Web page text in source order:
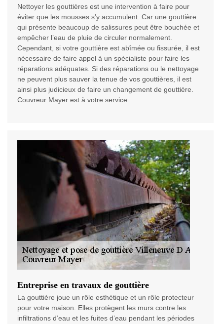
Nettoyer les gouttières est une intervention à faire pour
éviter que les mousses s’y accumulent. Car une gouttière
qui présente beaucoup de salissures peut être bouchée et
empêcher l’eau de pluie de circuler normalement.
Cependant, si votre gouttière est abîmée ou fissurée, il est
nécessaire de faire appel à un spécialiste pour faire les
réparations adéquates. Si des réparations ou le nettoyage
ne peuvent plus sauver la tenue de vos gouttières, il est
ainsi plus judicieux de faire un changement de gouttière.
Couvreur Mayer est à votre service.
Entreprise en travaux de gouttière
La gouttière joue un rôle esthétique et un rôle protecteur
pour votre maison. Elles protègent les murs contre les
infiltrations d’eau et les fuites d’eau pendant les périodes